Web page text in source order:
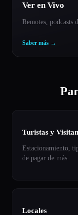
Ver en Vivo
Remotes, podcasts
Saber más →
Turistas y
Estacionamiento,
de pagar de más.
Locales